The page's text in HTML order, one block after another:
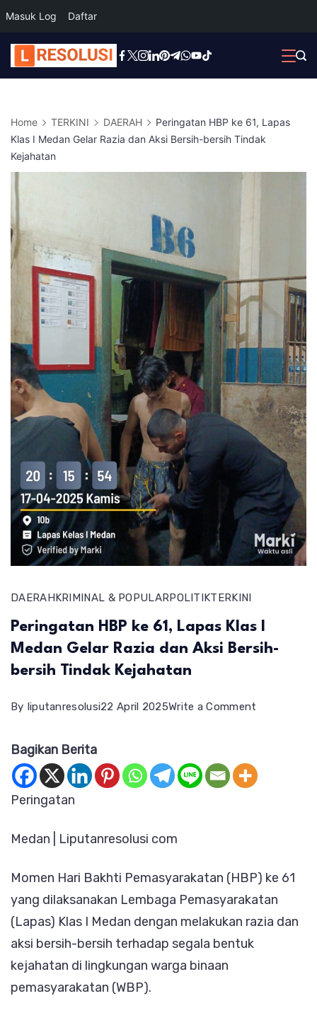
Masuk Log Daftar
Skip
to
Home TERKINI DAERAH
Peringatan HBP ke 61, Lapas
Klas I Medan Gelar Razia dan Aksi Bersih-bersih Tindak
Kejahatan
DAERAH KRIMINAL & POPULARPOLITIKTERKINI
Peringatan HBP ke 61, Lapas Klas I
Medan Gelar Razia dan Aksi Bersih-
bersih Tindak Kejahatan
By liputanresolusi22 April 2025Write a Comment
ke
Medan
Gelar
Razia
Bagikan Berita
Peringatan
Medan | Liputanresolusi com
Momen Hari Bakhti Pemasyarakatan (HBP) ke 61
yang dilaksanakan Lembaga Pemasyarakatan
(Lapas) Klas I Medan dengan melakukan razia dan
aksi bersih-bersih terhadap segala bentuk
kejahatan di lingkungan warga binaan
pemasyarakatan (WBP).